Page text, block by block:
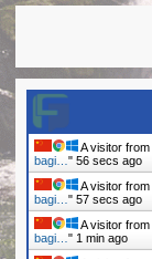
A visitor from
bagi… " 57 secs ago
A visitor from
bagi… " 58 secs ago
A visitor from
bagi… " 1 min ago